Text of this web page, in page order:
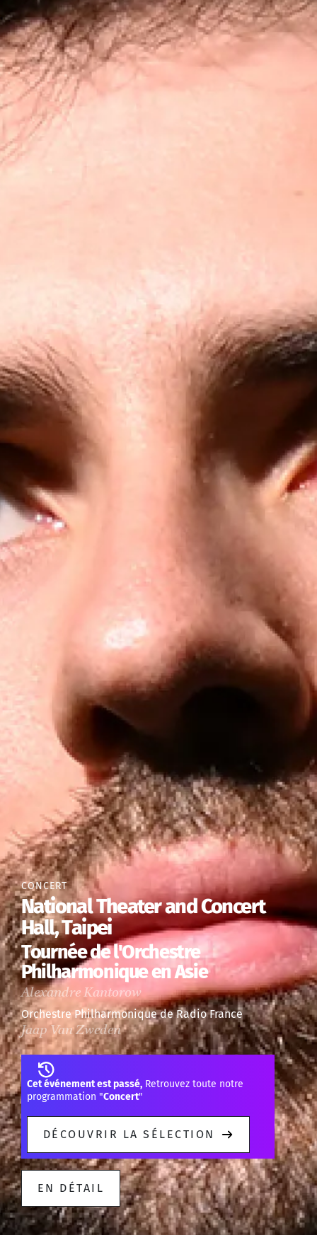
CONCERT
National Theater and Concert
Hall, Taipei
Tournée de l'Orchestre
Philharmonique en Asie
Alexandre Kantorow
Orchestre Philharmonique de Radio France
Jaap Van Zweden
Cet événement est passé, Retrouvez toute notre
programmation "Concert"
DÉCOUVRIR LA SÉLECTION
EN DÉTAIL